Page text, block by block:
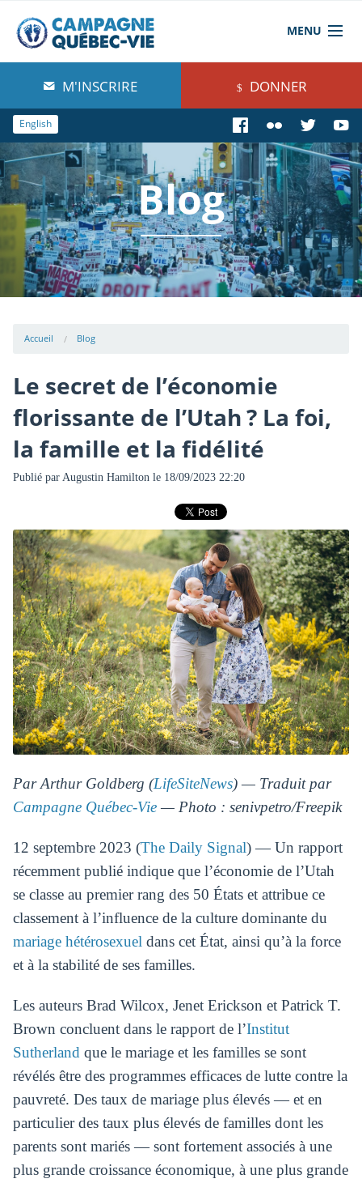
MENU
À propos de nous
Blog
Comprendre
Agir
Boutique
M'INSCRIRE DONNER
English
Blog
Accueil Blog
Le secret de l’économie
florissante de l’Utah ? La foi,
la famille et la fidélité
Publié par Augustin Hamilton le 18/09/2023 22:20
Par Arthur Goldberg (LifeSiteNews) — Traduit par
Campagne Québec-Vie— Photo : senivpetro/Freepik
12 septembre 2023 (The Daily Signal) — Un rapport
récemment publié indique que l’économie de l’Utah
se classe au premier rang des 50 États et attribue ce
classement à l’influence de la culture dominante du
mariage hétérosexuel dans cet État, ainsi qu’à la force
et à la stabilité de ses familles.
Les auteurs Brad Wilcox, Jenet Erickson et Patrick T.
Brown concluent dans le rapport de l’Institut
Sutherland que le mariage et les familles se sont
révélés être des programmes efficaces de lutte contre la
pauvreté. Des taux de mariage plus élevés — et en
particulier des taux plus élevés de familles dont les
parents sont mariés — sont fortement associés à une
plus grande croissance économique, à une plus grande